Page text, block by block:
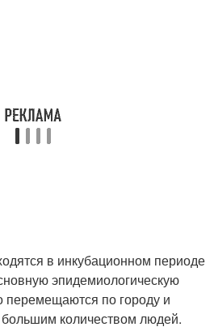
в инкубационном периоде
эпидемиологическую
перемещаются по городу и
большим количеством людей.